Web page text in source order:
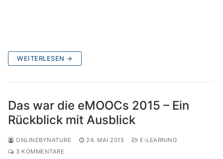
WEITERLESEN →
Das war die eMOOCs 2015 – Ein
Rückblick mit Ausblick
ONLINEBYNATURE 24. MAI 2015
E-LEARNING
3 KOMMENTARE